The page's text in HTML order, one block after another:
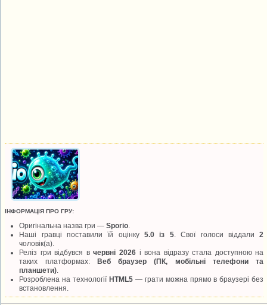
ІНФОРМАЦІЯ ПРО ГРУ:
Оригінальна назва гри —Sporio
Наші гравці поставили їй оцінку5.0 із 5. Свої голоси віддали2
чоловік(а).
Реліз гри відбувся вчервні 2026і вона відразу стала доступною на
таких платформах: Веб браузер (ПК, мобільні телефони та
планшети)
Розроблена на технології HTML5— грати можна прямо в браузері без
встановлення.